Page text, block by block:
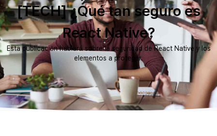
[TECH] ¿Qué tan seguro es
React Native?
Esta publicación hablará sobre la seguridad de React Native y los
elementos a proteger.